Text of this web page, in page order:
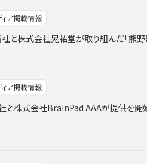
ィア掲載情報
社と株式会社晃祐堂が取り組んだ「熊
ィア掲載情報
社と株式会社BrainPad AAAが提供を